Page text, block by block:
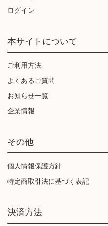
ログイン
本サイトについて
ご利用方法
よくあるご質問
お知らせ一覧
企業情報
その他
個人情報保護方針
特定商取引法に基づく表記
決済方法